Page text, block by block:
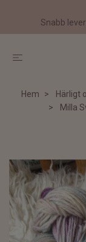
Snabb
Hem
Härligt
Milla